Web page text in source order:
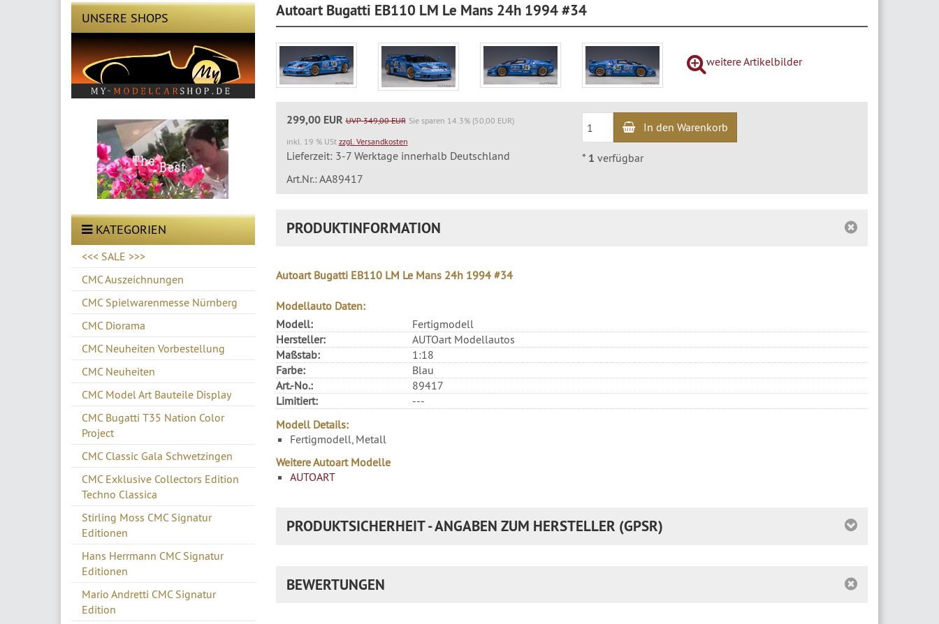
UNSERE SHOPS
KATEGORIEN
<<< SALE >>>
CMC Auszeichnungen
CMC Spielwarenmesse Nürnberg
CMC Diorama
CMC Neuheiten Vorbestellung
CMC Neuheiten
CMC Model Art Bauteile Display
CMC Bugatti T35 Nation Color
Project
CMC Classic Gala Schwetzingen
CMC Exklusive Collectors Edition
Techno Classica
Stirling Moss CMC Signatur
Editionen
Hans Herrmann CMC Signatur
Editionen
Mario Andretti CMC Signatur
Edition
Autoart Bugatti EB110 LM Le Mans 24h 1994 #34
weitere Artikelbilder
299,00 EUR UVP 349,00 EUR Sie sparen 14.3% (50,00 EUR)
inkl. 19 % USt zzgl. Versandkosten
Lieferzeit: 3-7 Werktage innerhalb Deutschland
Art.Nr.: AA89417
In den Warenkorb
* 1 verfügbar
PRODUKTINFORMATION
Autoart Bugatti EB110 LM Le Mans 24h 1994 #34
Modellauto Daten:
Modell:
Fertigmodell
Hersteller:
AUTOart Modellautos
Maßstab:
1:18
Farbe:
Blau
Art.-No.:
89417
Limitiert:
---
Modell Details:
Fertigmodell, Metall
Weitere Autoart Modelle
AUTOART
PRODUKTSICHERHEIT - ANGABEN ZUM HERSTELLER (GPSR)
BEWERTUNGEN